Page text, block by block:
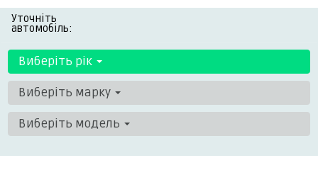
Уточніть
автомобіль:
Виберіть рік
Виберіть марку
Виберіть модель